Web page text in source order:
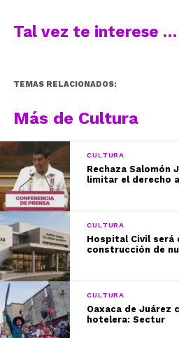
Tal vez te interese …
TEMAS RELACIONADOS:
Más de Cultura
CULTURA
Rechaza Salomón
limitar el derecho
CULTURA
Hospital Civil será
construcción de
CULTURA
Oaxaca de Juárez
hotelera: Sectur